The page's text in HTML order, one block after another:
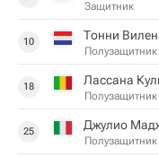
Защитник
10 Тонни
Полузащитник
18 Лассана
Полузащитник
25 Джулио
Полузащитник